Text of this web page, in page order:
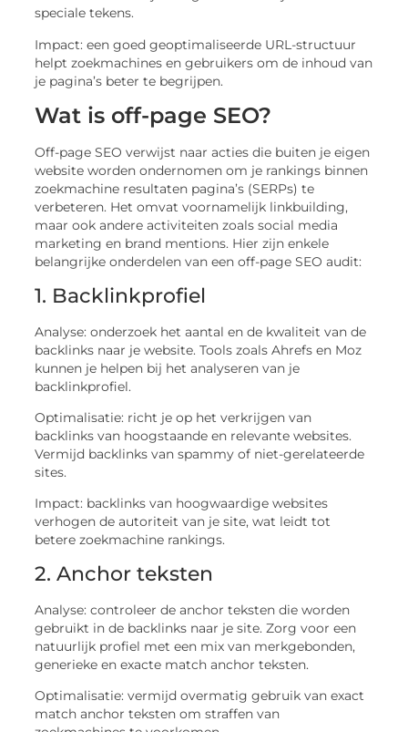
speciale tekens.
Impact: een goed geoptimaliseerde URL-structuur
helpt zoekmachines en gebruikers om de inhoud van
je pagina’s beter te begrijpen.
Wat is off-page SEO?
Off-page SEO verwijst naar acties die buiten je eigen
website worden ondernomen om je rankings binnen
zoekmachine resultaten pagina’s (SERPs) te
verbeteren. Het omvat voornamelijk linkbuilding,
maar ook andere activiteiten zoals social media
marketing en brand mentions. Hier zijn enkele
belangrijke onderdelen van een off-page SEO audit:
1. Backlinkprofiel
Analyse: onderzoek het aantal en de kwaliteit van de
backlinks naar je website. Tools zoals Ahrefs en Moz
kunnen je helpen bij het analyseren van je
backlinkprofiel.
Optimalisatie: richt je op het verkrijgen van
backlinks van hoogstaande en relevante websites.
Vermijd backlinks van spammy of niet-gerelateerde
sites.
Impact: backlinks van hoogwaardige websites
verhogen de autoriteit van je site, wat leidt tot
betere zoekmachine rankings.
2. Anchor teksten
Analyse: controleer de anchor teksten die worden
gebruikt in de backlinks naar je site. Zorg voor een
natuurlijk profiel met een mix van merkgebonden,
generieke en exacte match anchor teksten.
Optimalisatie: vermijd overmatig gebruik van exact
match anchor teksten om straffen van